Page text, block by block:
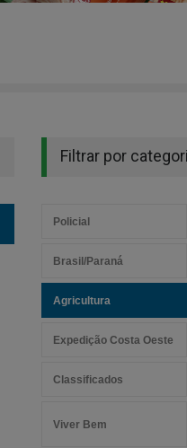
Filtrar por
Policial
Brasil/Paraná
Agricultura
Expedição Costa Oeste
Classificados
Viver Bem